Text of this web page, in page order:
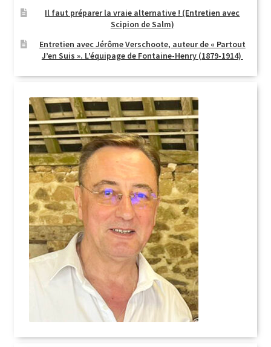
Il faut préparer la vraie alternative ! (Entretien avec
Scipion de Salm)
Entretien avec Jérôme Verschoote, auteur de « Partout
J’en Suis ». L’équipage de Fontaine-Henry (1879-1914)